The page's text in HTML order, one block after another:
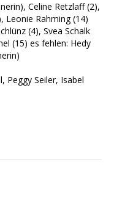
Celine Retzlaff (2),
Leonie Rahming (14)
(4), Svea Schalk
(15) es fehlen: Hedy
Peggy Seiler, Isabel